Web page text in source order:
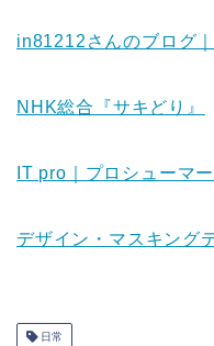
in81212さんのブログ
NHK総合『サキどり』
IT pro｜プロシューマ
デザイン・マスキング
日常